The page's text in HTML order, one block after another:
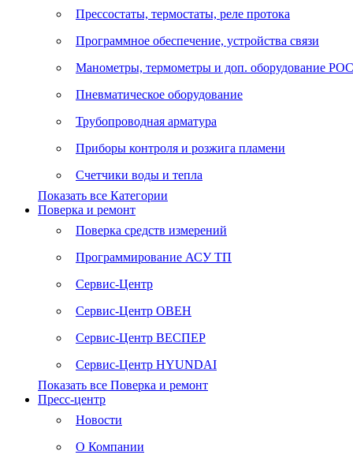
Прессостаты, термостаты, реле протока
Программное обеспечение, устройства связи
Манометры, термометры и доп. оборудование
Пневматическое оборудование
Трубопроводная арматура
Приборы контроля и розжига пламени
Счетчики воды и тепла
Показать все Категории
Поверка и ремонт
Поверка средств измерений
Программирование АСУ ТП
Сервис-Центр
Сервис-Центр ОВЕН
Сервис-Центр ВЕСПЕР
Сервис-Центр HYUNDAI
Показать все Поверка и ремонт
Пресс-центр
Новости
О Компании